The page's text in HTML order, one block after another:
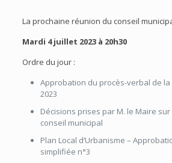
La prochaine réunion du conseil
Mardi 4 juillet 2023 à 20h30
Ordre du jour :
Approbation du procès-verbal de la
2023
Décisions prises par M. le Maire
conseil municipal
Plan Local d’Urbanisme –
simplifiée n°3